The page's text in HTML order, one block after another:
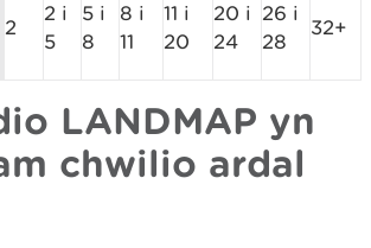
2
2 i
5
5 i
8
8 i
11
11 i
20
20 i
24
26 i
28
32+
LANDMAP yn
chwilio ardal